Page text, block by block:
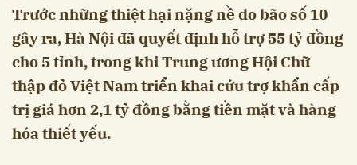
Trước những thiệt hại nặng nề do bão số 10
gây ra, Hà Nội đã quyết định hỗ trợ 55 tỷ đồng
cho 5 tỉnh, trong khi Trung ương Hội Chữ
thập đỏ Việt Nam triển khai cứu trợ khẩn cấp
trị giá hơn 2,1 tỷ đồng bằng tiền mặt và hàng
hóa thiết yếu.